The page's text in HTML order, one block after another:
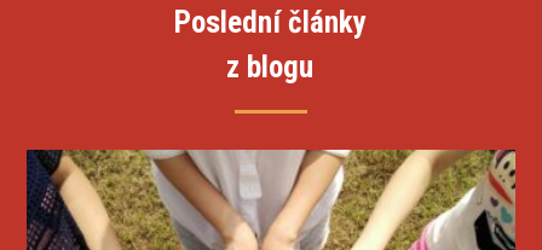
Poslední články
z blogu